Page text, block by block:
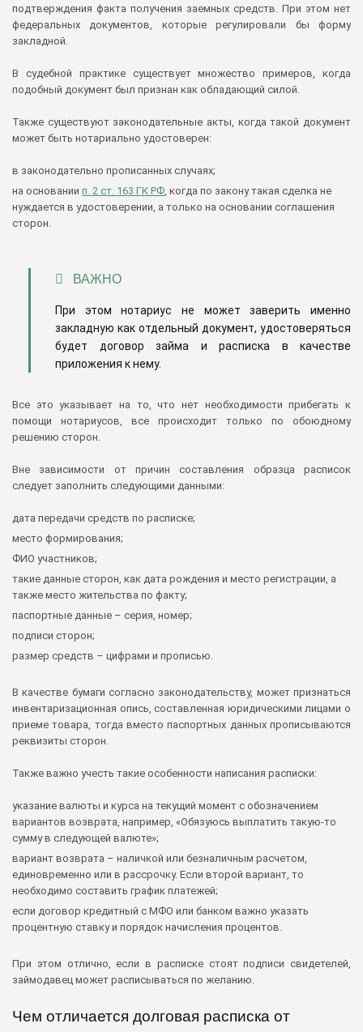
подтверждения факта получения заемных средств. При этом нет
федеральных документов, которые регулировали бы форму
закладной.
В судебной практике существует множество примеров, когда
подобный документ был признан как обладающий силой.
Также существуют законодательные акты, когда такой документ
может быть нотариально удостоверен:
в законодательно прописанных случаях;
на основании п. 2 ст. 163 ГК РФ, когда по закону такая сделка не
нуждается в удостоверении, а только на основании соглашения
сторон.
ВАЖНО
При этом нотариус не может заверить именно
закладную как отдельный документ, удостоверяться
будет договор займа и расписка в качестве
приложения к нему.
Все это указывает на то, что нет необходимости прибегать к
помощи нотариусов, все происходит только по обоюдному
решению сторон.
Вне зависимости от причин составления образца расписок
следует заполнить следующими данными:
дата передачи средств по расписке;
место формирования;
ФИО участников;
такие данные сторон, как дата рождения и место регистрации, а
также место жительства по факту;
паспортные данные – серия, номер;
подписи сторон;
размер средств – цифрами и прописью.
В качестве бумаги согласно законодательству, может признаться
инвентаризационная опись, составленная юридическими лицами о
приеме товара, тогда вместо паспортных данных прописываются
реквизиты сторон.
Также важно учесть такие особенности написания расписки:
указание валюты и курса на текущий момент с обозначением
вариантов возврата, например, «Обязуюсь выплатить такую-то
сумму в следующей валюте»;
вариант возврата – наличкой или безналичным расчетом,
единовременно или в рассрочку. Если второй вариант, то
необходимо составить график платежей;
если договор кредитный с МФО или банком важно указать
процентную ставку и порядок начисления процентов.
При этом отлично, если в расписке стоят подписи свидетелей,
займодавец может расписываться по желанию.
Чем отличается долговая расписка от